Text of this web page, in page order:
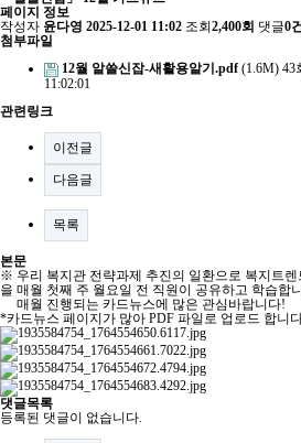
페이지 정보
작성자 윤다영 2025-12-01 11:02 조회 2,400회 댓글0
첨부파일
12월 알쓸신잡-새활용알기.pdf(1.6M) 43
11:02:01
관련링크
이전글
다음글
목록
본문
※ 우리 복지관 전략과제 추진의 일환으로 복지트
을 매월 첫째 주 월요일 전 직원이 공유하고 학습합
매월 진행되는 카드뉴스에 많은 관심바랍니다!
*카드뉴스 페이지가 많아 PDF 파일로 업로드 합니
댓글목록
등록된 댓글이 없습니다.